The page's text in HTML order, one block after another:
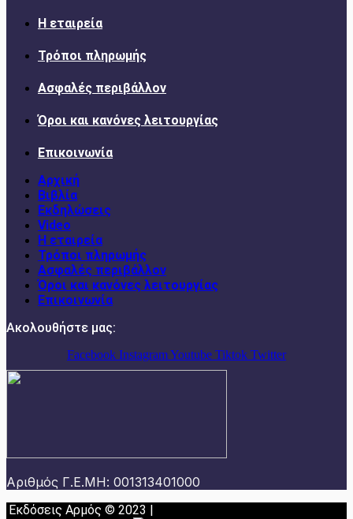
Η εταιρεία
Τρόποι πληρωμής
Ασφαλές περιβάλλον
Όροι και κανόνες λειτουργίας
Επικοινωνία
Αρχική
Βιβλία
Εκδηλώσεις
Video
Η εταιρεία
Τρόποι πληρωμής
Ασφαλές περιβάλλον
Όροι και κανόνες λειτουργίας
Επικοινωνία
Ακολουθήστε μας:
Facebook InstagramYoutube Tiktok Twitter
Αριθμός Γ.Ε.ΜΗ: 001313401000
Εκδόσεις Αρμός © 2023 |